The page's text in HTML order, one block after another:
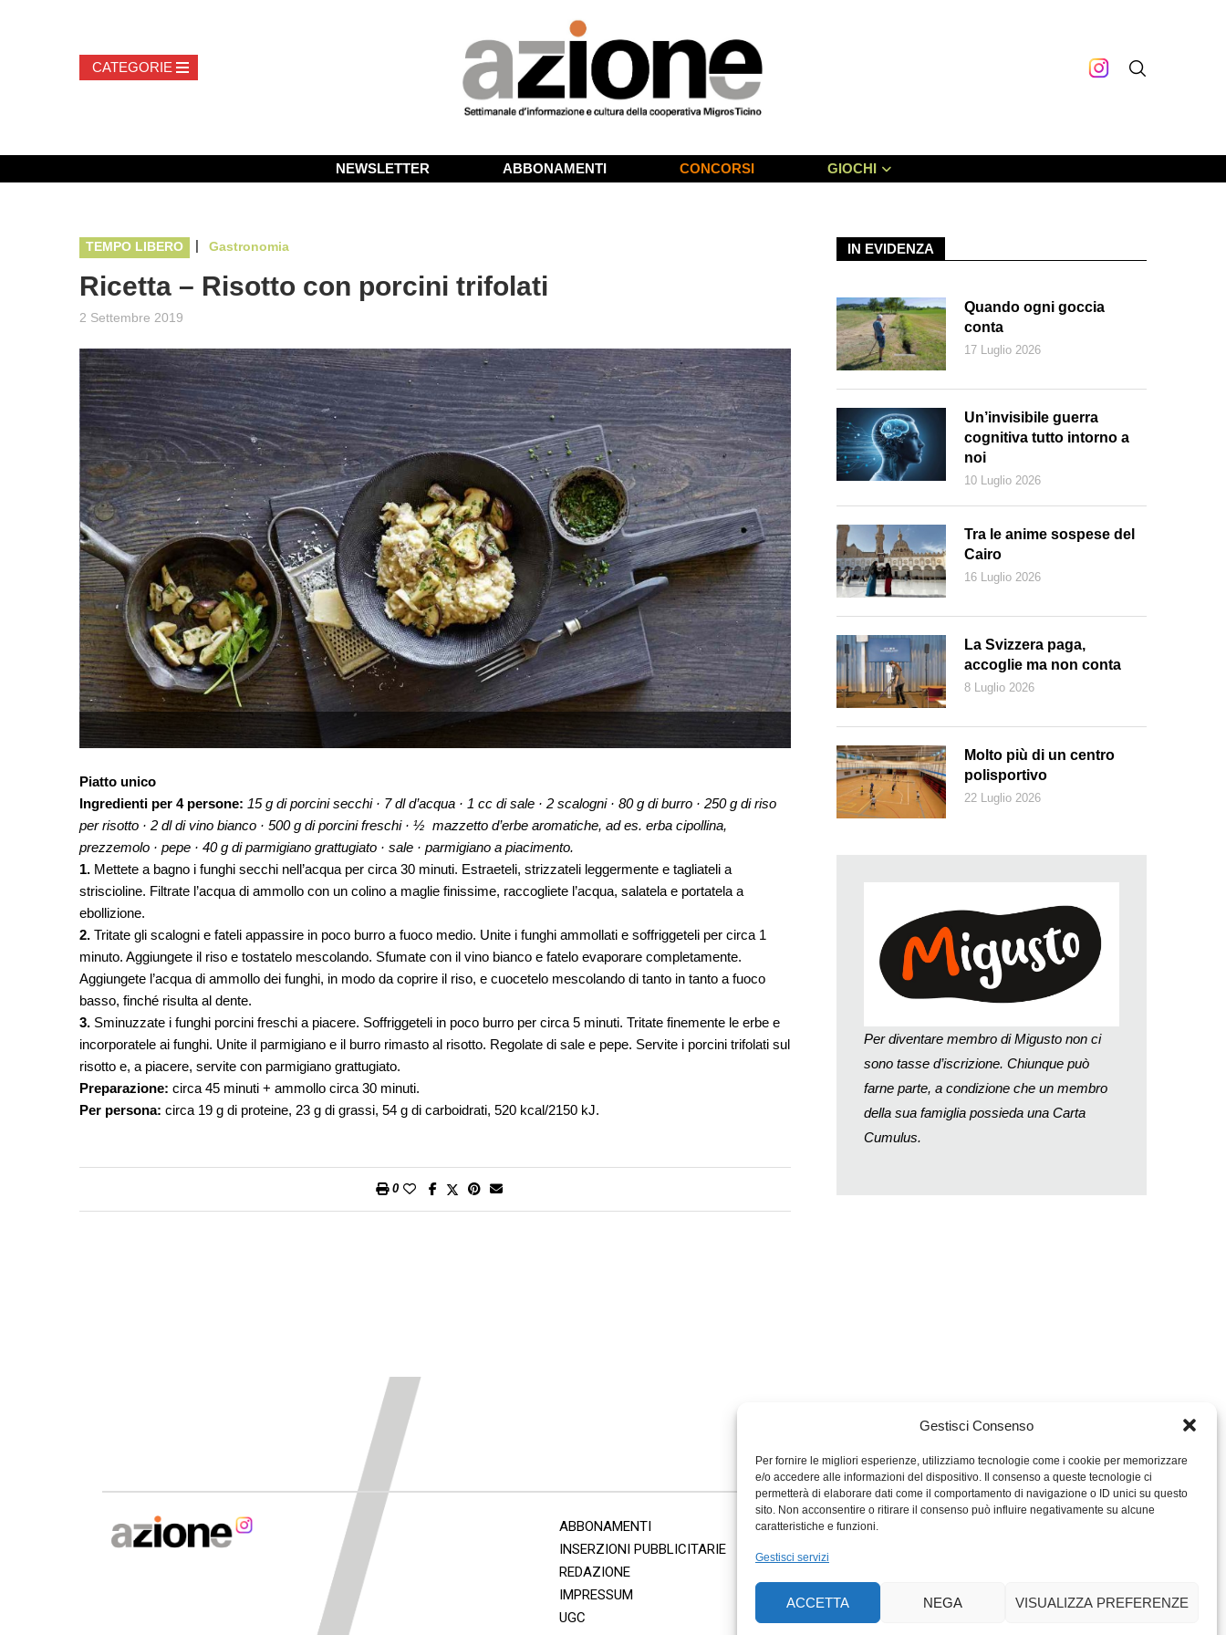
Gestisci Consenso
Per fornire le migliori esperienze, utilizziamo tecnologie come i cookie per memorizzare
e/o accedere alle informazioni del dispositivo. Il consenso a queste tecnologie ci
permetterà di elaborare dati come il comportamento di navigazione o ID unici su questo
sito. Non acconsentire o ritirare il consenso può influire negativamente su alcune
caratteristiche e funzioni.
Gestisci servizi
ACCETTA NEGA VISUALIZZA PREFERENZE
NEWSLETTER ABBONAMENTI CONCORSI GIOCHI
TEMPO LIBERO | Gastronomia
Ricetta – Risotto con porcini trifolati
2 Settembre 2019
Piatto unico
Ingredienti per 4 persone: 15 g di porcini secchi · 7 dl d’acqua · 1 cc di sale · 2 scalogni · 80 g di burro · 250 g di riso
per risotto · 2 dl di vino bianco · 500 g di porcini freschi · ½ mazzetto d’erbe aromatiche, ad es. erba cipollina,
prezzemolo · pepe · 40 g di parmigiano grattugiato · sale · parmigiano a piacimento.
1. Mettete a bagno i funghi secchi nell’acqua per circa 30 minuti. Estraeteli, strizzateli leggermente e tagliateli a
striscioline. Filtrate l’acqua di ammollo con un colino a maglie finissime, raccogliete l’acqua, salatela e portatela a
ebollizione.
2. Tritate gli scalogni e fateli appassire in poco burro a fuoco medio. Unite i funghi ammollati e soffriggeteli per circa 1
minuto. Aggiungete il riso e tostatelo mescolando. Sfumate con il vino bianco e fatelo evaporare completamente.
Aggiungete l’acqua di ammollo dei funghi, in modo da coprire il riso, e cuocetelo mescolando di tanto in tanto a fuoco
basso, finché risulta al dente.
3. Sminuzzate i funghi porcini freschi a piacere. Soffriggeteli in poco burro per circa 5 minuti. Tritate finemente le erbe e
incorporatele ai funghi. Unite il parmigiano e il burro rimasto al risotto. Regolate di sale e pepe. Servite i porcini trifolati sul
risotto e, a piacere, servite con parmigiano grattugiato.
Preparazione: circa 45 minuti + ammollo circa 30 minuti.
Per persona: circa 19 g di proteine, 23 g di grassi, 54 g di carboidrati, 520 kcal/2150 kJ.
0
IN EVIDENZA
Quando ogni goccia
conta
17 Luglio 2026
Un’invisibile guerra
cognitiva tutto intorno a
noi
10 Luglio 2026
Tra le anime sospese del
Cairo
16 Luglio 2026
La Svizzera paga,
accoglie ma non conta
8 Luglio 2026
Molto più di un centro
polisportivo
22 Luglio 2026
Per diventare membro di Migusto non ci
sono tasse d’iscrizione. Chiunque può
farne parte, a condizione che un membro
della sua famiglia possieda una Carta
Cumulus.
ABBONAMENTI
INSERZIONI PUBBLICITARIE
REDAZIONE
IMPRESSUM
UGC
MIGROS TICINO
PERCENTO CULTURALE
MIGROS TICINO